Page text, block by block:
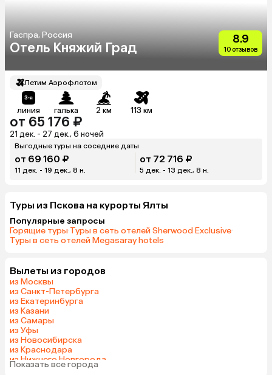
Гаспра, Россия
Отель Княжий Град
8.9
10 отзывов
Летим Аэрофлотом
линия галька 2 км 113 км
от 65 176 ₽
21 дек. - 27 дек., 6 ночей
Выгодные туры на соседние даты
от 69 160 ₽
11 дек. - 19 дек., 8 н.
от 72 716 ₽
5 дек. - 13 дек., 8 н.
Туры из Пскова на курорты Ялты
Популярные запросы
Горящие туры·Туры в сеть отелей Sherwood Exclusive·
Туры в сеть отелей Megasaray hotels
Вылеты из городов
из Москвы
из Санкт-Петербурга
из Екатеринбурга
из Казани
из Самары
из Уфы
из Новосибирска
из Краснодара
из Нижнего Новгорода
из Перми
Показать все города